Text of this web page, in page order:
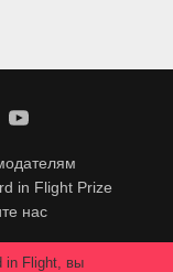
in Flight Prize
нас
только с согласия
in Flight, вы